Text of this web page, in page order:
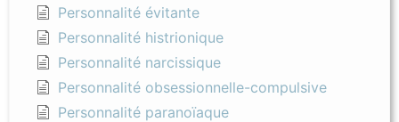
Personnalité évitante
Personnalité histrionique
Personnalité narcissique
Personnalité obsessionnelle-compulsive
Personnalité paranoïaque